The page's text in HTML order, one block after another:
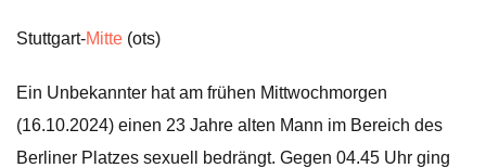
Stuttgart-Mitte (ots)
Ein Unbekannter hat am frühen Mittwochmorgen
(16.10.2024) einen 23 Jahre alten Mann im Bereich des
Berliner Platzes sexuell bedrängt. Gegen 04.45 Uhr ging